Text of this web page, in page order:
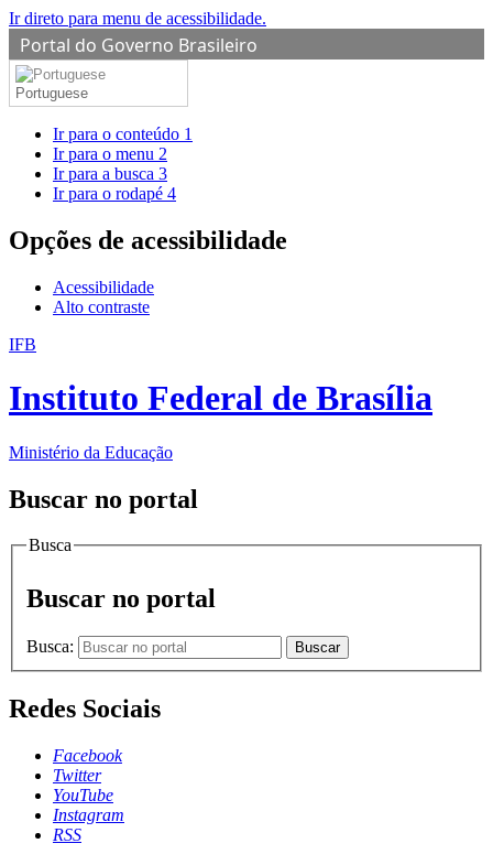
Ir direto para menu de acessibilidade.
Portal do Governo Brasileiro
Portuguese
Ir para o conteúdo 1
Ir para o menu 2
Ir para a busca 3
Ir para o rodapé 4
Opções de acessibilidade
Acessibilidade
Alto contraste
IFB
Instituto Federal de Brasília
Ministério da Educação
Buscar no portal
Busca
Buscar no portal
Busca: Buscar
Redes Sociais
Facebook
Twitter
YouTube
Instagram
RSS